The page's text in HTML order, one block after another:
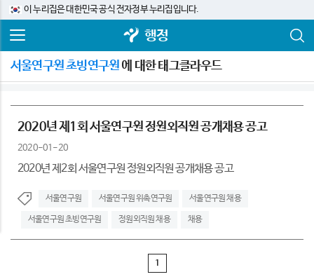
이 누리집은 대한민국 공식 전자정부 누리집입니다.
행정
서울연구원 초빙연구원 에 대한 태그클라우드
2020년 제1회 서울연구원 정원외직원 공개채용 공고
2020-01-20
2020년 제2회 서울연구원 정원외직원 공개채용 공고
서울연구원 서울연구원 위촉연구원 서울연구원 채용
서울연구원 초빙연구원 정원외직원 채용 채용
1